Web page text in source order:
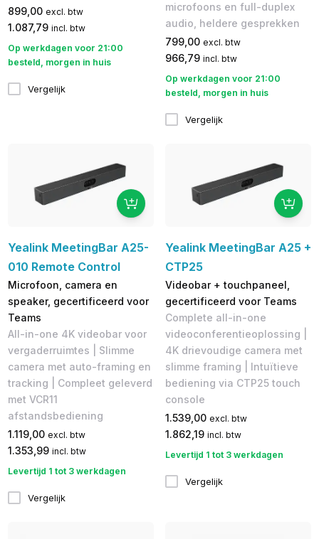
899,00 excl. btw
1.087,79 incl. btw
Op werkdagen voor 21:00
besteld, morgen in huis
Vergelijk
microfoons en full-duplex
audio, heldere gesprekken
799,00 excl. btw
966,79 incl. btw
Op werkdagen voor 21:00
besteld, morgen in huis
Vergelijk
Yealink MeetingBar A25-
010 Remote Control
Microfoon, camera en
speaker, gecertificeerd voor
Teams
All-in-one 4K videobar voor
vergaderruimtes | Slimme
camera met auto-framing en
tracking | Compleet geleverd
met VCR11
afstandsbediening
1.119,00 excl. btw
1.353,99 incl. btw
Levertijd 1 tot 3 werkdagen
Vergelijk
Yealink MeetingBar A25 +
CTP25
Videobar + touchpaneel,
gecertificeerd voor Teams
Complete all-in-one
videoconferentieoplossing |
4K drievoudige camera met
slimme framing | Intuïtieve
bediening via CTP25 touch
console
1.539,00 excl. btw
1.862,19 incl. btw
Levertijd 1 tot 3 werkdagen
Vergelijk